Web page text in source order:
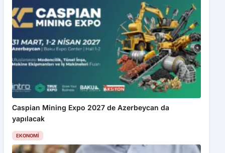
Caspian Mining Expo 2027 de Azerbeycan da
yapılacak
EKONOMI